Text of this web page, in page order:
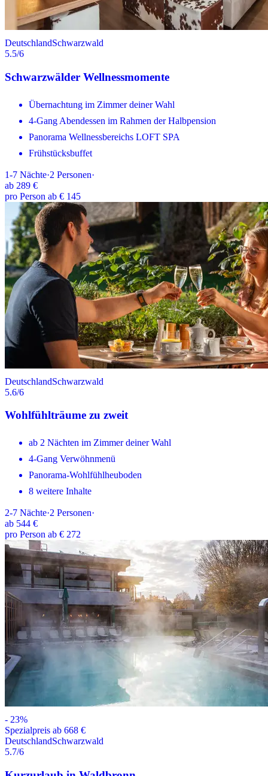
DeutschlandSchwarzwald
5.5/6
Schwarzwälder Wellnessmomente
Übernachtung im Zimmer deiner Wahl
4-Gang Abendessen im Rahmen der Halbpension
Panorama Wellnessbereichs LOFT SPA
Frühstücksbuffet
1-7 Nächte·2 Personen·
ab 289 €
pro Person ab € 145
DeutschlandSchwarzwald
5.6/6
Wohlfühlträume zu zweit
ab 2 Nächten im Zimmer deiner Wahl
4-Gang Verwöhnmenü
Panorama-Wohlfühlheuboden
8 weitere Inhalte
2-7 Nächte·2 Personen·
ab 544 €
pro Person ab € 272
- 23%
Spezialpreis ab 668 €
DeutschlandSchwarzwald
5.7/6